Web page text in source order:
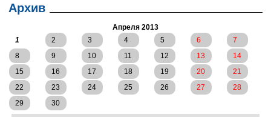
Архив
Апреля 2013
1
2 3 4 5 6
7
8
9 10 11 12 13
14
15
16 17 18 19 20
21
22
23 24 25 26 27
28
29
30